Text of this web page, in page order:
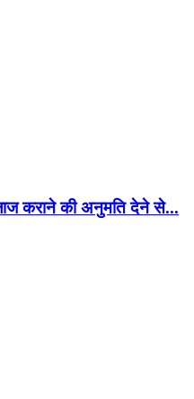
कराने की अनुमति देने से...